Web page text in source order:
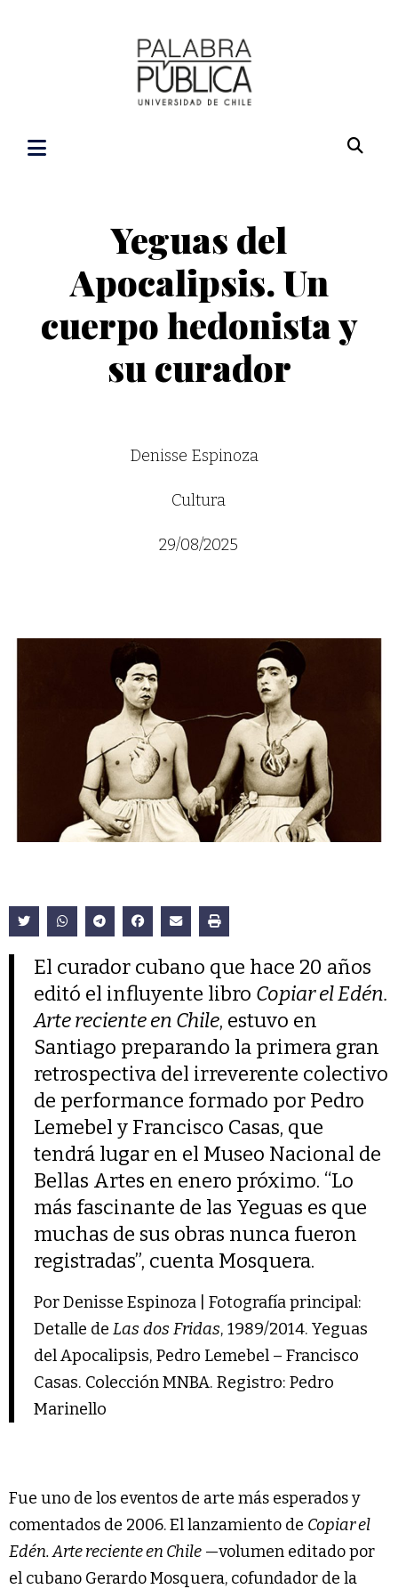
Yeguas del
Apocalipsis. Un
cuerpo hedonista y
su curador
Denisse Espinoza
Cultura
29/08/2025
El curador cubano que hace 20 años
editó el influyente libro Copiar el Edén.
Arte reciente en Chile, estuvo en
Santiago preparando la primera gran
retrospectiva del irreverente colectivo
de performance formado por Pedro
Lemebel y Francisco Casas, que
tendrá lugar en el Museo Nacional de
Bellas Artes en enero próximo. “Lo
más fascinante de las Yeguas es que
muchas de sus obras nunca fueron
registradas”, cuenta Mosquera.
Por Denisse Espinoza | Fotografía principal:
Detalle deLas dos Fridas, 1989/2014. Yeguas
del Apocalipsis, Pedro Lemebel – Francisco
Casas. Colección MNBA. Registro: Pedro
Marinello
Fue uno de los eventos de arte más esperados y
comentados de 2006. El lanzamiento de Copiar el
Edén. Arte reciente en Chile —volumen editado por
el cubano Gerardo Mosquera, cofundador de la